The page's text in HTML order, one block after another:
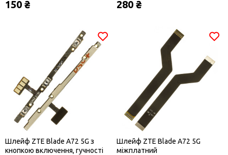
150 ₴ 280 ₴
Шлейф ZTE Blade A72 5G з
кнопкою включення, гучності
Шлейф ZTE Blade A72 5G
міжплатний